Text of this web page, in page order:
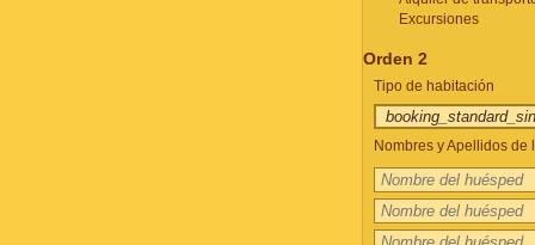
Excursiones
Orden 2
Tipo de habitación
Nombres y Apellidos